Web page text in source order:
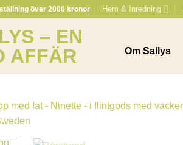
över 2000 kronor Hem & Inredning
Om Sallys